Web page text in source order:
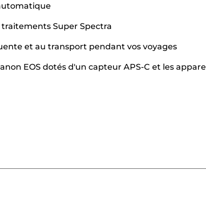
Super Spectra
et au transport pendant vos voyages
EOS dotés d'un capteur APS-C et les